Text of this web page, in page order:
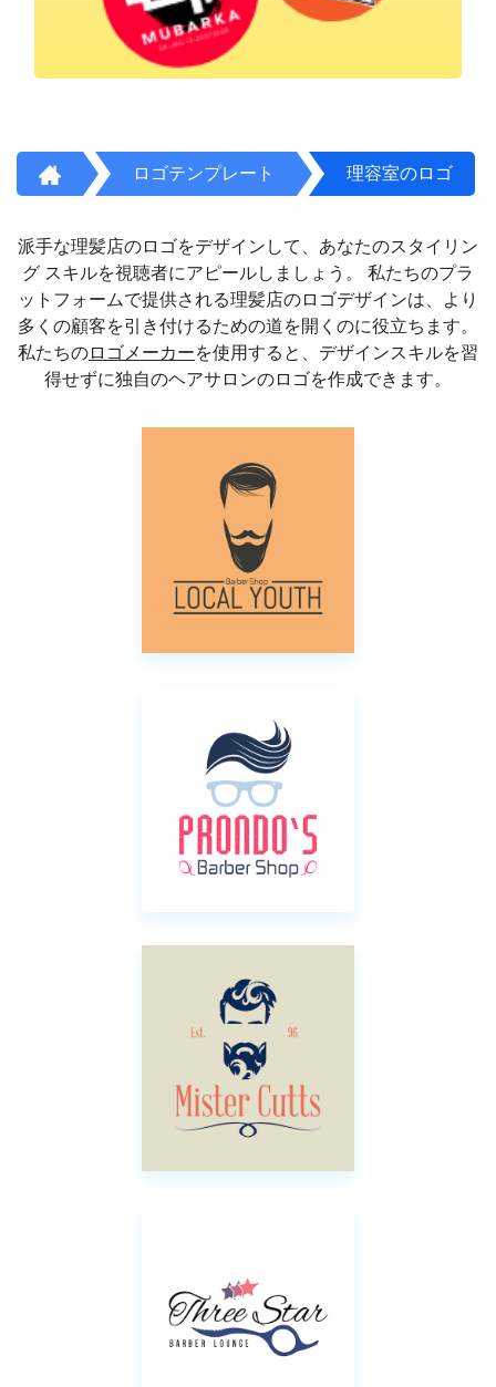
ロゴテンプレート 理容室のロゴ
派手な理髪店のロゴをデザインして、あなたのスタイリン
グ スキルを視聴者にアピールしましょう。 私たちのプラ
ットフォームで提供される理髪店のロゴデザインは、より
多くの顧客を引き付けるための道を開くのに役立ちます。
私たちのロゴメーカーを使用すると、デザインスキルを習
得せずに独自のヘアサロンのロゴを作成できます。